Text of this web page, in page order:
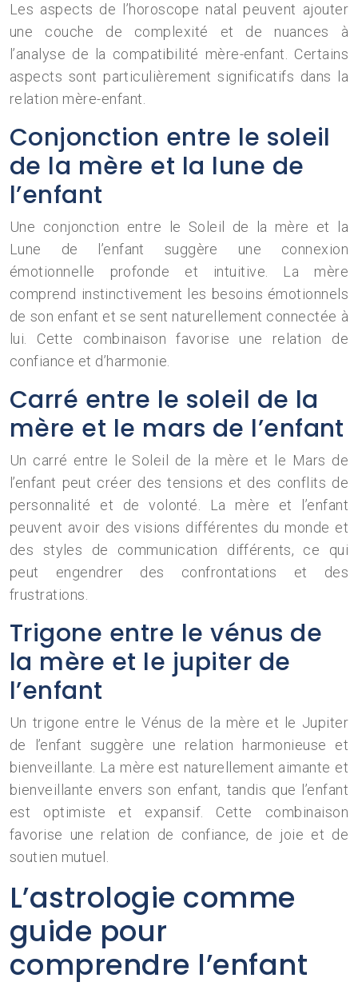
Les aspects de l’horoscope natal peuvent ajouter
une couche de complexité et de nuances à
l’analyse de la compatibilité mère-enfant. Certains
aspects sont particulièrement significatifs dans la
relation mère-enfant.
Conjonction entre le soleil
de la mère et la lune de
l’enfant
Une conjonction entre le Soleil de la mère et la
Lune de l’enfant suggère une connexion
émotionnelle profonde et intuitive. La mère
comprend instinctivement les besoins émotionnels
de son enfant et se sent naturellement connectée à
lui. Cette combinaison favorise une relation de
confiance et d’harmonie.
Carré entre le soleil de la
mère et le mars de l’enfant
Un carré entre le Soleil de la mère et le Mars de
l’enfant peut créer des tensions et des conflits de
personnalité et de volonté. La mère et l’enfant
peuvent avoir des visions différentes du monde et
des styles de communication différents, ce qui
peut engendrer des confrontations et des
frustrations.
Trigone entre le vénus de
la mère et le jupiter de
l’enfant
Un trigone entre le Vénus de la mère et le Jupiter
de l’enfant suggère une relation harmonieuse et
bienveillante. La mère est naturellement aimante et
bienveillante envers son enfant, tandis que l’enfant
est optimiste et expansif. Cette combinaison
favorise une relation de confiance, de joie et de
soutien mutuel.
L’astrologie comme
guide pour
comprendre l’enfant